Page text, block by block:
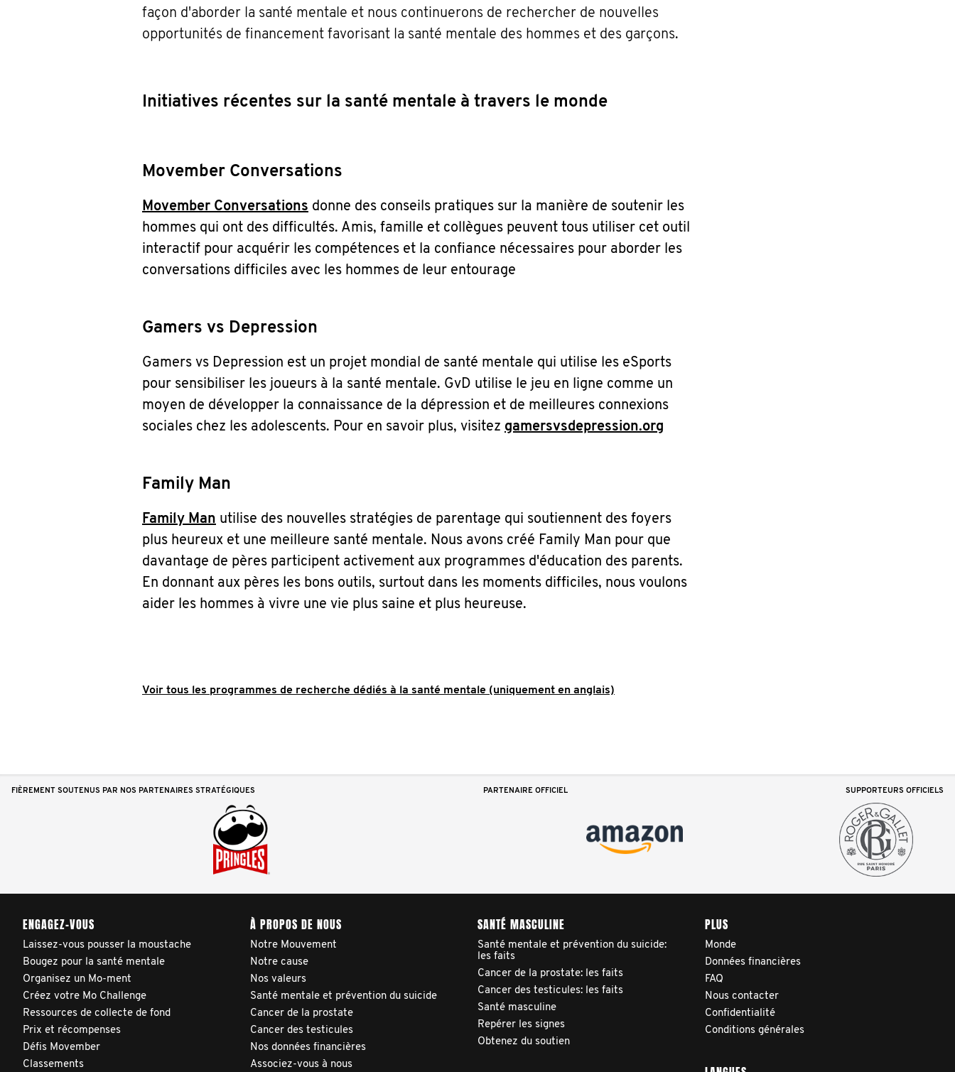
façon d'aborder la santé mentale et nous continuerons de rechercher de nouvelles
opportunités de financement favorisant la santé mentale des hommes et des garçons.
Initiatives récentes sur la santé mentale à travers le monde
Movember Conversations
Movember Conversations donne des conseils pratiques sur la manière de soutenir les
hommes qui ont des difficultés. Amis, famille et collègues peuvent tous utiliser cet outil
interactif pour acquérir les compétences et la confiance nécessaires pour aborder les
conversations difficiles avec les hommes de leur entourage
Gamers vs Depression
Gamers vs Depression est un projet mondial de santé mentale qui utilise les eSports
pour sensibiliser les joueurs à la santé mentale. GvD utilise le jeu en ligne comme un
moyen de développer la connaissance de la dépression et de meilleures connexions
sociales chez les adolescents. Pour en savoir plus, visitez gamersvsdepression.org
Family Man
Family Man utilise des nouvelles stratégies de parentage qui soutiennent des foyers
plus heureux et une meilleure santé mentale. Nous avons créé Family Man pour que
davantage de pères participent activement aux programmes d'éducation des parents.
En donnant aux pères les bons outils, surtout dans les moments difficiles, nous voulons
aider les hommes à vivre une vie plus saine et plus heureuse.
Voir tous les programmes de recherche dédiés à la santé mentale (uniquement en anglais)
FIÈREMENT SOUTENUS PAR NOS PARTENAIRES STRATÉGIQUES PARTENAIRE OFFICIEL SUPPORTEURS OFFICIELS
ENGAGEZ-VOUS
Laissez-vous pousser la moustache
Bougez pour la santé mentale
Organisez un Mo-ment
Créez votre Mo Challenge
Ressources de collecte de fond
Prix et récompenses
Défis Movember
Classements
À PROPOS DE NOUS
Notre Mouvement
Notre cause
Nos valeurs
Santé mentale et prévention du suicide
Cancer de la prostate
Cancer des testicules
Nos données financières
Associez-vous à nous
SANTÉ MASCULINE
Santé mentale et prévention du suicide:
les faits
Cancer de la prostate: les faits
Cancer des testicules: les faits
Santé masculine
Repérer les signes
Obtenez du soutien
PLUS
Monde
Données financières
FAQ
Nous contacter
Confidentialité
Conditions générales